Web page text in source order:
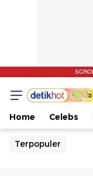
Home Celebs
Terpopuler